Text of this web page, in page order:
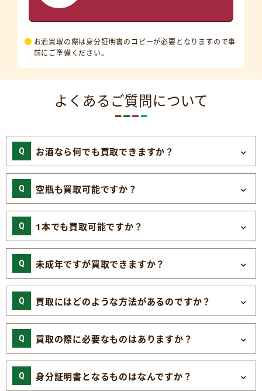
お酒買取の際は身分証明書のコピーが必要となりますので事
前にご準備ください。
よくあるご質問について
お酒なら何でも買取できますか？
空瓶も買取可能ですか？
1本でも買取可能ですか？
未成年ですが買取できますか？
買取にはどのような方法があるのですか？
買取の際に必要なものはありますか？
身分証明書となるものはなんですか？